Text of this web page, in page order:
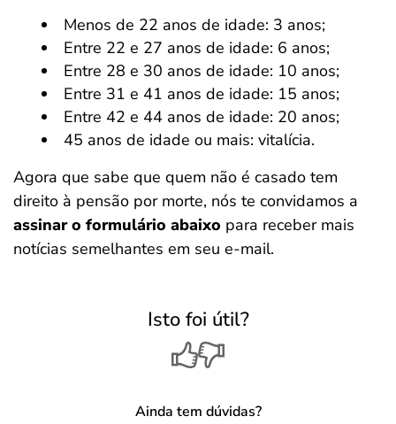
Menos de 22 anos de idade: 3 anos;
Entre 22 e 27 anos de idade: 6 anos;
Entre 28 e 30 anos de idade: 10 anos;
Entre 31 e 41 anos de idade: 15 anos;
Entre 42 e 44 anos de idade: 20 anos;
45 anos de idade ou mais: vitalícia.
Agora que sabe que quem não é casado tem
direito à pensão por morte, nós te convidamos a
assinar o formulário abaixo para receber mais
notícias semelhantes em seu e-mail.
Isto foi útil?
Ainda tem dúvidas?